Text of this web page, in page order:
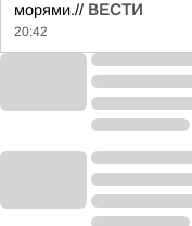
морями.// ВЕСТИ
20:42